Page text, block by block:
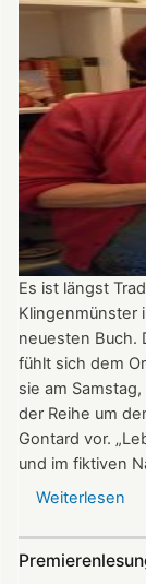
zur
Es ist längst
Klingenmünster
neuesten Buch.
fühlt sich dem
sie am
der Reihe um
Gontard vor.
und im fiktiven
Weiterlesen
-